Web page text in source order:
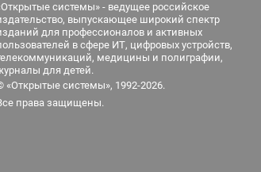
системы» - ведущее российское
выпускающее широкий спектр
для профессионалов и активных
в сфере ИТ, цифровых устройств,
медицины и полиграфии,
для детей.
«Открытые системы», 1992-2026.
права защищены.